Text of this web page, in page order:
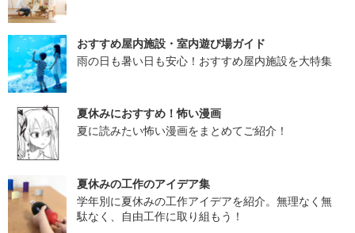
おすすめ屋内施設・室内遊び場ガイド
雨の日も暑い日も安心！おすすめ屋内施設を大特集
夏休みにおすすめ！怖い漫画
夏に読みたい怖い漫画をまとめてご紹介！
夏休みの工作のアイデア集
学年別に夏休みの工作アイデアを紹介。無理なく無
駄なく、自由工作に取り組もう！